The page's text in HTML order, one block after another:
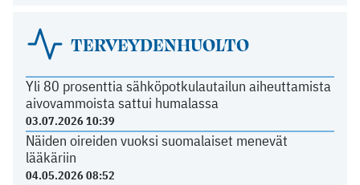
TERVEYDENHUOLTO
Yli 80 prosenttia sähköpotkulautailun aiheuttamista
aivovammoista sattui humalassa
03.07.2026 10:39
Näiden oireiden vuoksi suomalaiset menevät
lääkäriin
04.05.2026 08:52